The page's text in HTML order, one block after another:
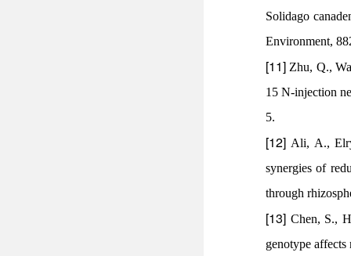
Solidago
Environment,
[11]Zhu, Q.,
15 N-injection
5.
[12]Ali, A.,
synergies of
through
[13] Chen, S.,
genotype